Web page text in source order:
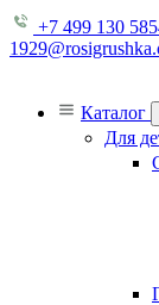
+7 499 130
Каталог
Для